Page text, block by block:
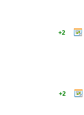
+2
+2